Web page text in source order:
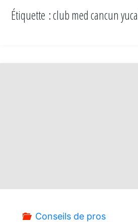
Étiquette :club med cancun
Conseils de pros